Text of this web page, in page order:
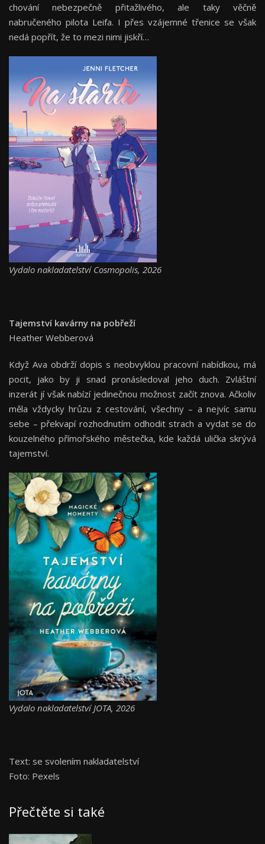
chování nebezpečně přitažlivého, ale taky věčně
nabručeného pilota Leifa. I přes vzájemné třenice se však
nedá popřít, že to mezi nimi jiskří…
Vydalo nakladatelství Cosmopolis, 2026
Tajemství kavárny na pobřeží
Heather Webberová
Když Ava obdrží dopis s neobvyklou pracovní nabídkou, má
pocit, jako by ji snad pronásledoval jeho duch. Zvláštní
inzerát jí však nabízí jedinečnou možnost začít znova. Ačkoliv
měla vždycky hrůzu z cestování, všechny – a nejvíc samu
sebe – překvapí rozhodnutím odhodit strach a vydat se do
kouzelného přímořského městečka, kde každá ulička skrývá
tajemství.
Vydalo nakladatelství JOTA, 2026
Text: se svolením nakladatelství
Foto: Pexels
Přečtěte si také